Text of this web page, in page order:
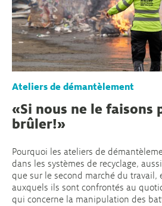
Ateliers de démantèlement
«Si nous ne le faisons
brûler!»
Pourquoi les ateliers de
dans les systèmes de recyclage,
que sur le second marché du travail,
auxquels ils sont confrontés au
qui concerne la manipulation des